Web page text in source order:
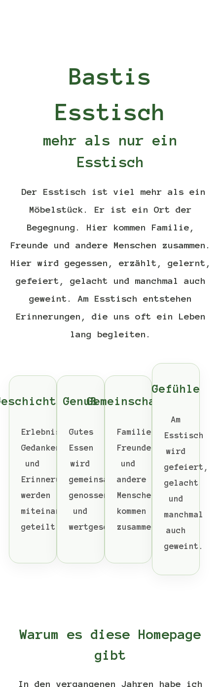
Bastis
Esstisch
mehr als nur ein
Esstisch
Der Esstisch ist viel mehr als ein
Möbelstück. Er ist ein Ort der
Begegnung. Hier kommen Familie,
Freunde und andere Menschen zusammen.
Hier wird gegessen, erzählt, gelernt,
gefeiert, gelacht und manchmal auch
geweint. Am Esstisch entstehen
Erinnerungen, die uns oft ein Leben
lang begleiten.
Erlebnisse,
Gedanken
und
Erinnerungen
werden
miteinander
geteilt.
Genuß
Gutes
Essen
wird
gemeinsam
genossen
und
wertgeschätzt.
Gemeinschaft
Familie,
Freunde
und
andere
Menschen
kommen
zusammen.
Gefühle
Am
Esstisch
wird
gefeiert,
gelacht
und
manchmal
auch
geweint.
Warum es diese Homepage
gibt
In den vergangenen Jahren habe ich